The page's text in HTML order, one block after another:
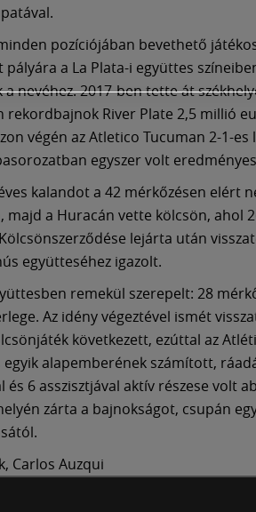
pozíciójában bevethető
a La Plata-i együttes
a nevéhez. 2017-ben tette át
rekordbajnok River Plate 2,5 millió
végén az Atletico Tucuman 2-1-
egyszer volt
kalandot a 42 mérkőzésen elért
majd a Huracán vette kölcsön, ahol
lejárta után
együtteséhez igazolt.
remekül szerepelt: 28
Az idény végeztével ismét
következett, ezúttal az
alapemberének számított,
és 6 asszisztjával aktív részese volt
zárta a bajnokságot, csupán
Carlos Auzqui